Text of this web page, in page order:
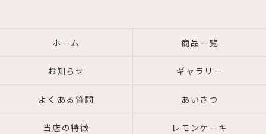
ホーム 商品一覧
お知らせ ギャラリー
よくある質問 あいさつ
当店の特徴 レモンケーキ